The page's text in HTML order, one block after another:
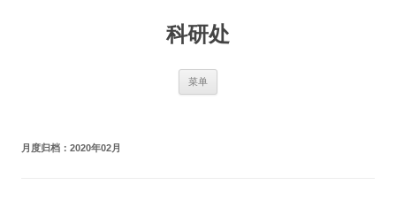
科研处
菜单
月度归档： 2020年02月